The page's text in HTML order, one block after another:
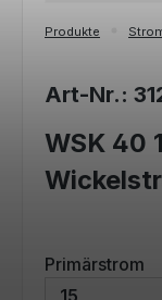
Produkte
Art-Nr.:
WSK 40
Primärstrom